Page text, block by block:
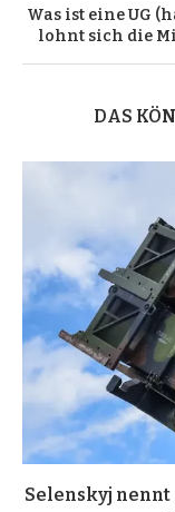
Was ist eine UG
lohnt sich die
DAS
Selenskyj